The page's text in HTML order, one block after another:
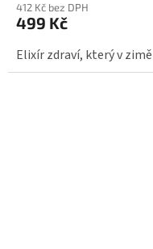
412 Kč bez DPH
499 Kč
Elixír zdraví, který v